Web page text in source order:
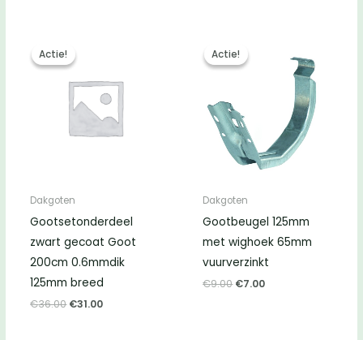
Actie!
Actie!
Dakgoten
Gootsetonderdeel
zwart gecoat Goot
200cm 0.6mmdik
125mm breed
€36.00 Oorspronkelijke
€31.00Huidige
Actie!
Actie!
Dakgoten
Gootbeugel 125mm
met wighoek 65mm
vuurverzinkt
€9.00 Oorspronkelijke
€7.00Huidige